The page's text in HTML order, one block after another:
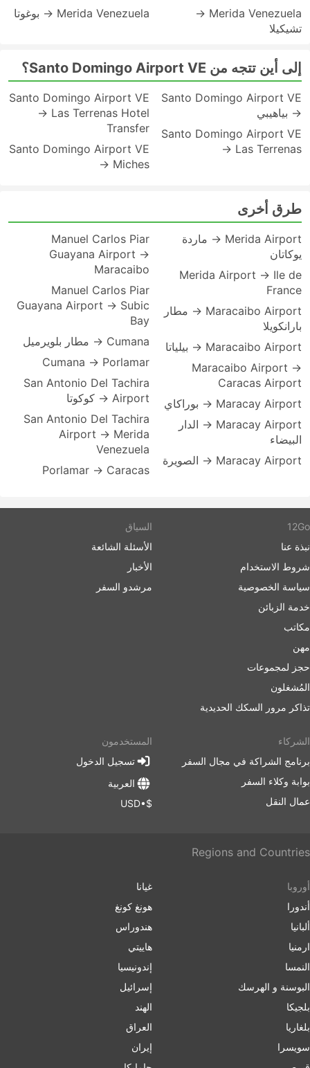
Merida Venezuela →
تشيكيلا
Merida Venezuela → بوغوتا
إلى أين تتجه من Santo Domingo Airport VE؟
Santo Domingo Airport VE
→ بياهيبي
Santo Domingo Airport VE
→ Las Terrenas
Santo Domingo Airport VE
→ Las Terrenas Hotel
Transfer
Santo Domingo Airport VE
→ Miches
طرق أخرى
Merida Airport → ماردة
يوكاتان
Merida Airport → Ile de
France
Maracaibo Airport → مطار
بارانكويلا
Maracaibo Airport → بيلياتا
Maracaibo Airport →
Caracas Airport
Maracay Airport → بوراكاي
Maracay Airport → الدار
البيضاء
Maracay Airport → الصويرة
Manuel Carlos Piar
Guayana Airport →
Maracaibo
Manuel Carlos Piar
Guayana Airport → Subic
Bay
Cumana → مطار بلويرميل
Cumana → Porlamar
San Antonio Del Tachira
Airport → كوكوتا
San Antonio Del Tachira
Airport → Merida
Venezuela
Porlamar → Caracas
12Go
نبذة عنا
شروط الاستخدام
سياسة الخصوصية
خدمة الزبائن
مكاتب
مهن
حجز لمجموعات
المُشغلون
تذاكر مرور السكك الحديدية
السياق
الأسئلة الشائعة
الأخبار
مرشدو السفر
الشركاء
برنامج الشراكة في مجال السفر
بوابة وكلاء السفر
عمال النقل
المستخدمون
تسجيل الدخول
العربية
$•USD
Regions and Countries
أوروبا
أندورا
ألبانيا
ارمنیا
النمسا
البوسنة و الهرسك
بلجيكا
بلغاریا
سويسرا
غيانا
هونغ كونغ
هندوراس
هاييتي
إندونيسيا
إسرائیل
الهند
العراق
إيران